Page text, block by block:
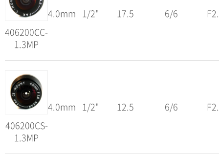
406200CC-
1.3MP
4.0mm 1/2" 17.5 6/6
406200CS-
1.3MP
4.0mm 1/2" 12.5 6/6